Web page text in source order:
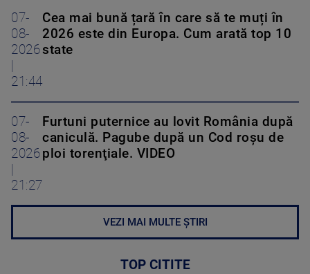
07-
08-
2026
21:44
Cea mai bună țară în care să te muți în
2026 este din Europa. Cum arată top 10
state
07-
08-
2026
21:27
Furtuni puternice au lovit România după
caniculă. Pagube după un Cod roşu de
ploi torenţiale. VIDEO
VEZI MAI MULTE ȘTIRI
TOP CITITE